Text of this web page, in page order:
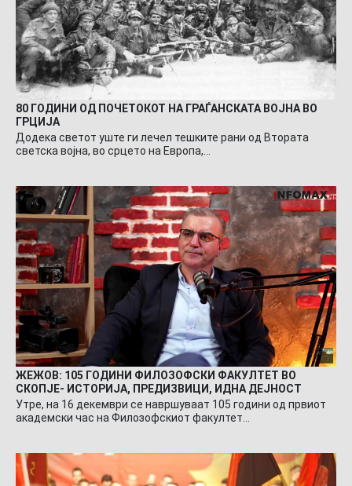
80 ГОДИНИ ОД ПОЧЕТОКОТ НА ГРАЃАНСКАТА ВОЈНА ВО
ГРЦИЈА
Додека светот уште ги лечел тешките рани од Втората
светска војна, во срцето на Европа,…
ЖЕЖОВ: 105 ГОДИНИ ФИЛОЗОФСКИ ФАКУЛТЕТ ВО
СКОПЈЕ- ИСТОРИЈА, ПРЕДИЗВИЦИ, ИДНА ДЕЈНОСТ
Утре, на 16 декември се навршуваат 105 години од првиот
академски час на Филозофскиот факултет…